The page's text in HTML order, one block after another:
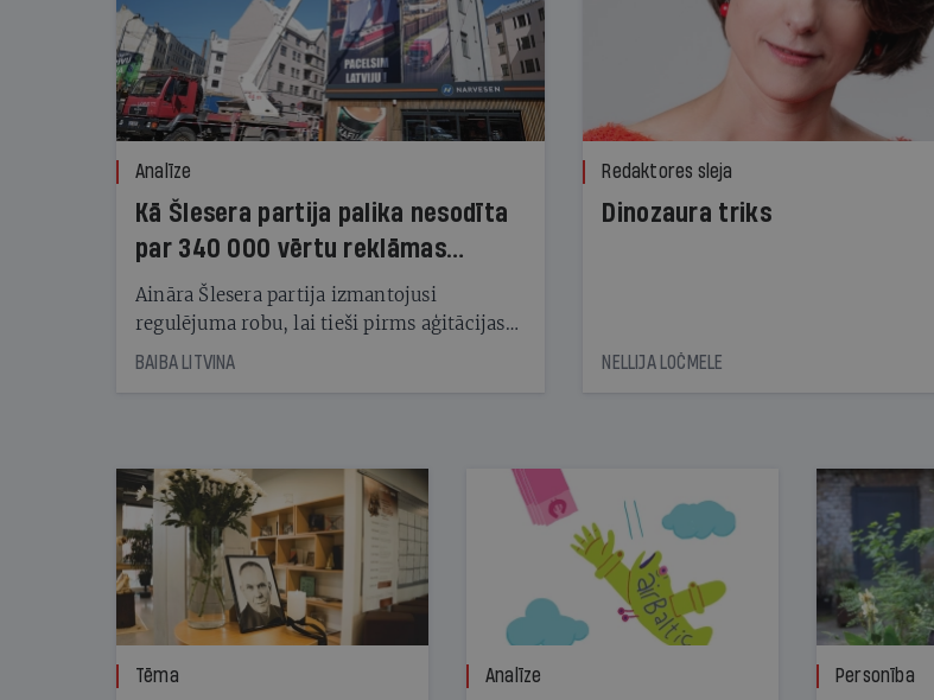
Analīze
Kā Šlesera partija palika nesodīta
par 340 000 vērtu reklāmas
kampaņu
Aināra Šlesera partija izmantojusi
regulējuma robu, lai tieši pirms aģitācijas
starta izreklamētos par summu, kas
BAIBA LITVINA
Redaktores sleja
Dinozaura triks
NELLIJA LOČMELE
Tēma Analīze Personība